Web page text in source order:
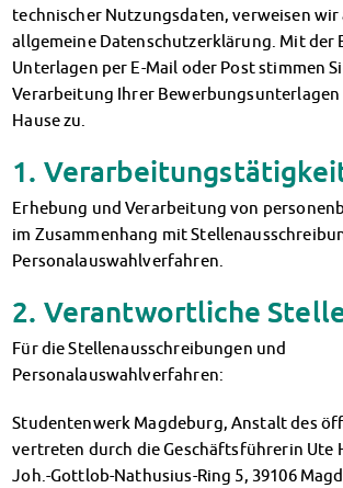
PsychoSoziale Beratung
Kursangebote
Anmeldung Sonderveranstaltungen
Rechtsberatung
Chatberatung
Dokumente
AnsprechpartnerInnen
Kultur & Internationales
Beratung für Internationals
IKUS und InterKultiTreff
Kulturförderung
KreativWorkshops
AnsprechpartnerInnen
Kinderbetreuung
Kita CampusKids
technischer Nutzungsdaten, verweisen wir
allgemeine Datenschutzerklärung. Mit der
Unterlagen per E-Mail oder Post stimmen
Verarbeitung Ihrer Bewerbungsunterlagen
Hause zu.
1.
Erhebung und Verarbeitung von
im Zusammenhang mit
Personalauswahlverfahren.
2. Verantwortliche
Für die Stellenausschreibungen und
Personalauswahlverfahren:
Studentenwerk Magdeburg, Anstalt des
vertreten durch die Geschäftsführerin Ute
Joh.-Gottlob-Nathusius-Ring 5, 39106